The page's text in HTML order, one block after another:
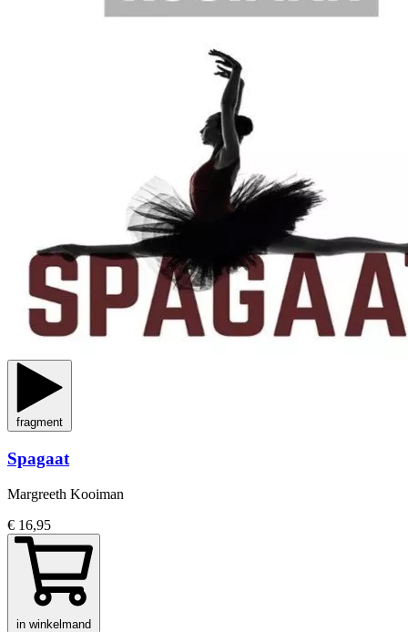
fragment
Spagaat
Margreeth Kooiman
€ 16,95
in winkelmand